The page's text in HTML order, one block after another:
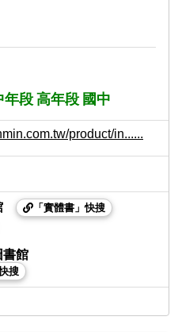
年段 高年段 國中
product/in......
「實體書」快搜
書館
搜